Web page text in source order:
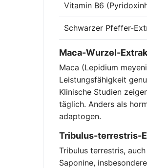
Vitamin B6
Schwarzer Pfeffer-
Maca-Wurzel-
Maca (Lepidium
Leistungsfähigkeit
Klinische Studien
täglich. Anders als
adaptogen.
Tribulus-terrestris-
Tribulus terrestris,
Saponine,